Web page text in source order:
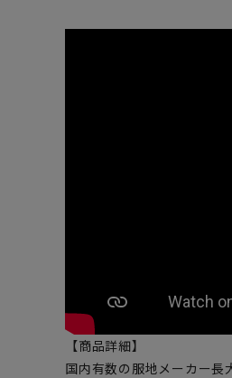
【商品詳細】
国内有数の服地メーカー長